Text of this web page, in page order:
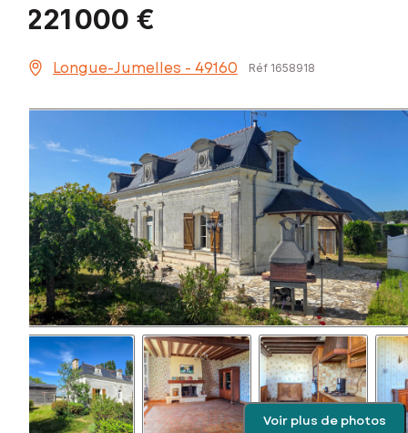
221 000 €
Longue-Jumelles - 49160 Réf 1658918
Voir plus de photos